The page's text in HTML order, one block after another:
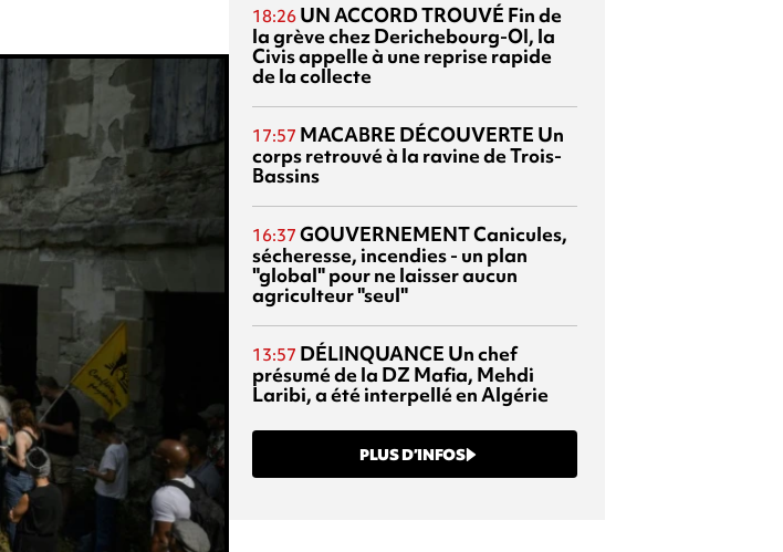
18:26 UN ACCORD TROUVÉ Fin de
la grève chez Derichebourg-OI, la
Civis appelle à une reprise rapide
de la collecte
17:57 MACABRE DÉCOUVERTE Un
corps retrouvé à la ravine de Trois-
Bassins
16:37 GOUVERNEMENTCanicules,
sécheresse, incendies - un plan
"global" pour ne laisser aucun
agriculteur "seul"
13:57 DÉLINQUANCE Un chef
présumé de la DZ Mafia, Mehdi
Laribi, a été interpellé en Algérie
PLUS D’INFOS